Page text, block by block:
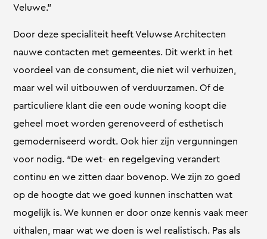
Veluwe.”
Door deze specialiteit heeft Veluwse Architecten
nauwe contacten met gemeentes. Dit werkt in het
voordeel van de consument, die niet wil verhuizen,
maar wel wil uitbouwen of verduurzamen. Of de
particuliere klant die een oude woning koopt die
geheel moet worden gerenoveerd of esthetisch
gemoderniseerd wordt. Ook hier zijn vergunningen
voor nodig. “De wet- en regelgeving verandert
continu en we zitten daar bovenop. We zijn zo goed
op de hoogte dat we goed kunnen inschatten wat
mogelijk is. We kunnen er door onze kennis vaak meer
uithalen, maar wat we doen is wel realistisch. Pas als